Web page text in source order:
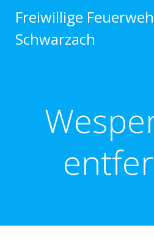
Freiwillige
Schwarzach